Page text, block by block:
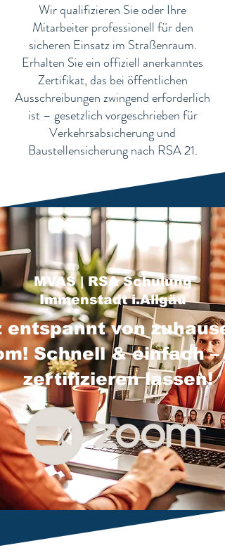
Wir qualifizieren Sie oder Ihre
Mitarbeiter professionell für den
sicheren Einsatz im Straßenraum.
Erhalten Sie ein offiziell anerkanntes
Zertifikat, das bei öffentlichen
Ausschreibungen zwingend erforderlich
ist – gesetzlich vorgeschrieben für
Verkehrsabsicherung und
Baustellensicherung nach RSA 21.
MVAS | RSA Schulung
Immenstadt i.Allgäu
entspannt von
Schnell & einfach –
zertifizieren lassen!